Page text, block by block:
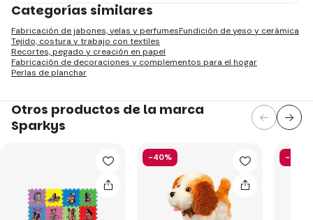
Categorías similares
Fabricación de jabones, velas y perfumesFundición de yeso y cerámica
Tejido, costura y trabajo con textiles
Recortes, pegado y creación en papel
Fabricación de decoraciones y complementos para el hogar
Perlas de planchar
Otros productos de la marca
Sparkys
-40% -49%